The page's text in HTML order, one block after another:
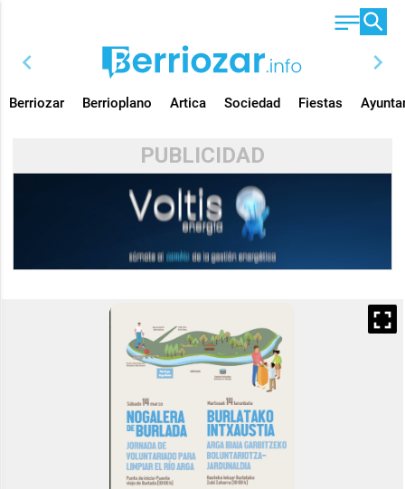
chevron_left chevron_right
Berriozar Berrioplano Artica Sociedad Fiestas
PUBLICIDAD